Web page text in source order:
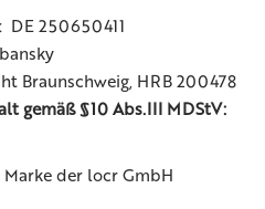
DE 250650411
Braunschweig, HRB 200478
gemäß §10 Abs.III MDStV:
der locr GmbH